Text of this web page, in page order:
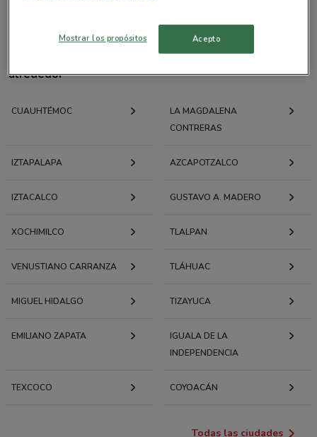
calle castilla #2, colonia alamos Benito Juárez
(cdmx)
EJE CENTRAL LAZARO CARDENAS NIÑO PERDIDO
MORONES PRIETO EJE 3 SUR, COL. BUENOS AIRES
371 m
Eje Central Lazaro Cardenas Ni?o Perdido N? 303,
Morones Prieto Eje 3 Sur, Df Ciudad De México
Calle Eje Central Lazaro Cardenas Niño Perdido #
Cacho y Dr Morones Prieto Eje 3 Sur Buenavista
Ofertas folletos y catálogos por ciudad a tu
alrededor
CUAUHTÉMOC
LA MAGDALENA
CONTRERAS
IZTAPALAPA AZCAPOTZALCO
IZTACALCO GUSTAVO A. MADERO
XOCHIMILCO TLALPAN
VENUSTIANO CARRANZA TLÁHUAC
MIGUEL HIDALGO TIZAYUCA
EMILIANO ZAPATA
IGUALA DE LA
INDEPENDENCIA
TEXCOCO COYOACÁN
Todas las ciudades
Mostrar los propósitos Acepto